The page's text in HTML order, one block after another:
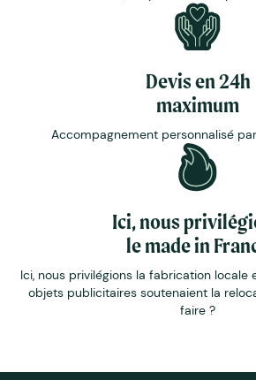
Devis en 24h
maximum
Accompagnement personnalisé
Ici, nous
le made in
Ici, nous privilégions la fabrication locale
objets publicitaires soutenaient la
faire ?